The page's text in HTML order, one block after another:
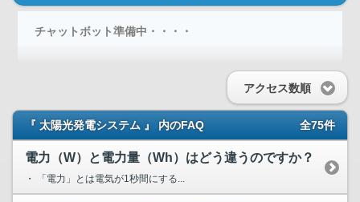
チャットボット準備中・・・・
アクセス数順
『 太陽光発電システム 』 内のFAQ 全75件
電力（W）と電力量（Wh）はどう違うのですか？
・ 「電力」とは電気が1秒間にする...